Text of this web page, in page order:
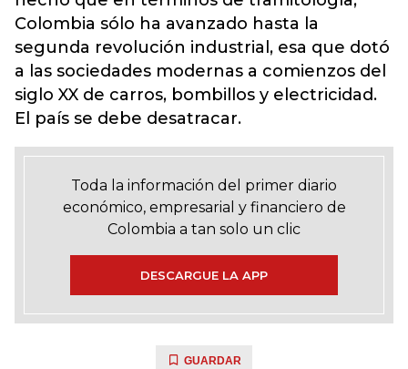
Colombia sólo ha avanzado hasta la
segunda revolución industrial, esa que dotó
a las sociedades modernas a comienzos del
siglo XX de carros, bombillos y electricidad.
El país se debe desatracar.
Toda la información del primer diario
económico, empresarial y financiero de
Colombia a tan solo un clic
DESCARGUE LA APP
GUARDAR